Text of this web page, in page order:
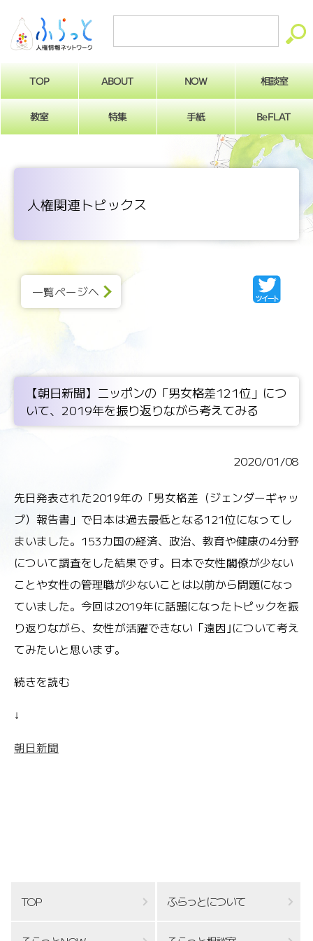
TOP ABOUT NOW 相談室
教室 特集 手紙 BeFLAT
人権関連トピックス
一覧ページへ
【朝日新聞】ニッポンの「男女格差121位」につ
いて、2019年を振り返りながら考えてみる
2020/01/08
先日発表された2019年の「男女格差（ジェンダーギャッ
プ）報告書」で日本は過去最低となる121位になってし
まいました。153カ国の経済、政治、教育や健康の4分野
について調査をした結果です。日本で女性閣僚が少ない
ことや女性の管理職が少ないことは以前から問題になっ
ていました。今回は2019年に話題になったトピックを振
り返りながら、女性が活躍できない「遠因｣について考え
てみたいと思います。
続きを読む
↓
朝日新聞
TOP ふらっとについて